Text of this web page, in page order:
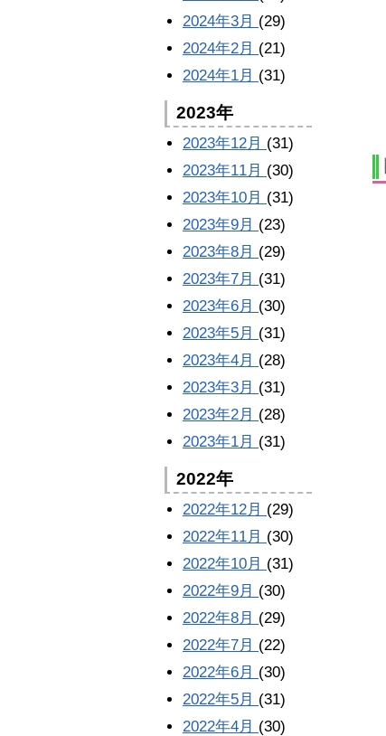
2024年3月 (29)
2024年2月 (21)
2024年1月 (31)
2023年
2023年12月 (31)
2023年11月 (30)
2023年10月 (31)
2023年9月 (23)
2023年8月 (29)
2023年7月 (31)
2023年6月 (30)
2023年5月 (31)
2023年4月 (28)
2023年3月 (31)
2023年2月 (28)
2023年1月 (31)
2022年
2022年12月 (29)
2022年11月 (30)
2022年10月 (31)
2022年9月 (30)
2022年8月 (29)
2022年7月 (22)
2022年6月 (30)
2022年5月 (31)
2022年4月 (30)